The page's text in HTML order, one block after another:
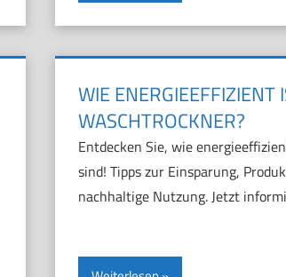
WIE ENERGIEEFFIZIENT
WASCHTROCKNER?
Entdecken Sie, wie
sind! Tipps zur Einsparung,
nachhaltige Nutzung. Jetzt